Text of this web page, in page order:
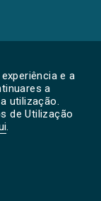
e a
a
utilização.
de Utilização
.